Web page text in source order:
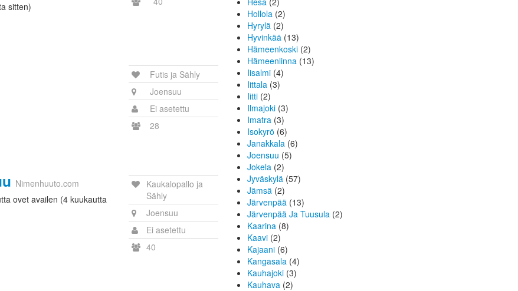
sitten)
Futis ja Sähly
Joensuu
Ei asetettu
28
Nimenhuuto.com
ovet availen (4 kuukautta
Kaukalopallo ja
Sähly
Joensuu
Ei asetettu
40
Hollola (2)
Hyrylä (2)
Hyvinkää (13)
Hämeenkoski (2)
Hämeenlinna (13)
Iisalmi (4)
Iittala (3)
Iitti (2)
Ilmajoki (3)
Imatra (3)
Isokyrö (6)
Janakkala (6)
Joensuu (5)
Jokela (2)
Jyväskylä (57)
Jämsä (2)
Järvenpää (13)
Järvenpää Ja Tuusula (2)
Kaarina (8)
Kaavi (2)
Kajaani (6)
Kangasala (4)
Kauhajoki (3)
Kauhava (2)